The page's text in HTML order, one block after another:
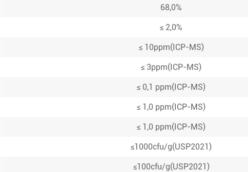
68,0%
≤ 2,0%
≤ 10ppm(ICP-MS)
≤ 3ppm(ICP-MS)
≤ 0,1 ppm(ICP-MS)
≤ 1,0 ppm(ICP-MS)
≤ 1,0 ppm(ICP-MS)
≤1000cfu/g(USP2021)
≤100cfu/g(USP2021)